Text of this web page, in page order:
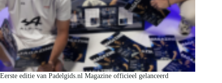
Eerste editie van Padelgids.nl Magazine officieel gelanceerd